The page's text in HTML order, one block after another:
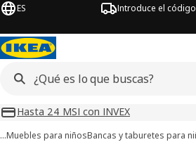
ES Introduce el
Hasta 24 MSI con INVEX
…Muebles para niñosBancas y taburetes para